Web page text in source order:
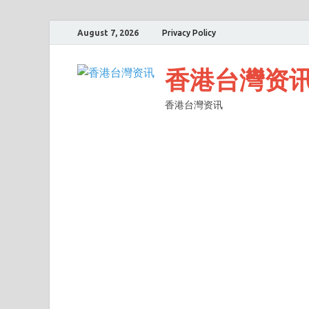
August 7, 2026 Privacy Policy
香港台灣资
香港台灣资讯